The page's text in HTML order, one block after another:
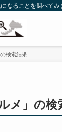
なることを調べてみ
の検索結果
メ」の検